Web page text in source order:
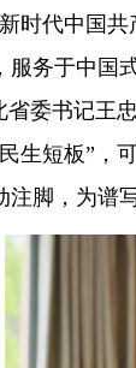
时代中国
务于中国
委书记
生短板”
脚，为谱